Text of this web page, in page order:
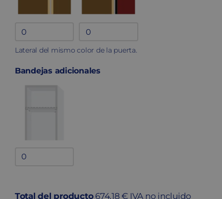
Lateral en
melamina
Lateral
fenólico
Lateral del mismo color de la puerta.
Bandejas adicionales
Bandejas
Total del producto 674,18 € IVA no incluido